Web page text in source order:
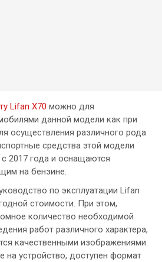
Lifan X70 можно для
данной модели как при
осуществления различного рода
средства этой модели
2017 года и оснащаются
на бензине.
по эксплуатации Lifan
стоимости. При этом,
количество необходимой
работ различного характера,
качественными изображениями.
на устройство, доступен формат